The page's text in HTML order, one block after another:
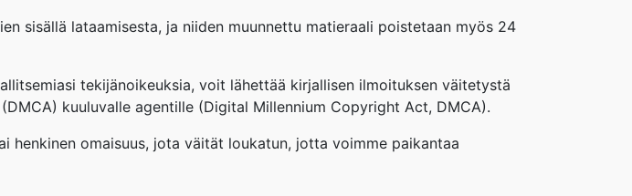
sisällä lataamisesta, ja niiden muunnettu matieraali poistetaan myös 24
tekijänoikeuksia, voit lähettää kirjallisen ilmoituksen väitetystä
kuuluvalle agentille (Digital Millennium Copyright Act, DMCA).
omaisuus, jota väität loukatun, jotta voimme paikantaa